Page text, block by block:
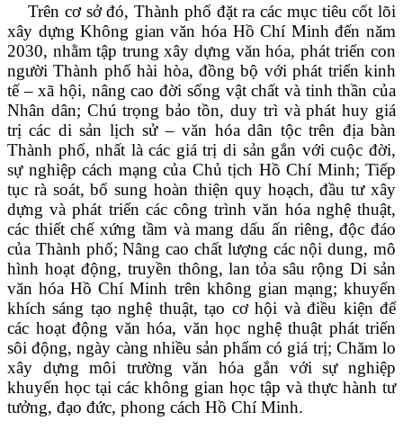
Trên cơ sở đó, Thành phố đặt ra các mục tiêu cốt lõi
xây dựng Không gian văn hóa Hồ Chí Minh đến năm
2030, nhằm tập trung xây dựng văn hóa, phát triển con
người Thành phố hài hòa, đồng bộ với phát triển kinh
tế – xã hội, nâng cao đời sống vật chất và tinh thần của
Nhân dân; Chú trọng bảo tồn, duy trì và phát huy giá
trị các di sản lịch sử – văn hóa dân tộc trên địa bàn
Thành phố, nhất là các giá trị di sản gắn với cuộc đời,
sự nghiệp cách mạng của Chủ tịch Hồ Chí Minh; Tiếp
tục rà soát, bổ sung hoàn thiện quy hoạch, đầu tư xây
dựng và phát triển các công trình văn hóa nghệ thuật,
các thiết chế xứng tầm và mang dấu ấn riêng, độc đáo
của Thành phố; Nâng cao chất lượng các nội dung, mô
hình hoạt động, truyền thông, lan tỏa sâu rộng Di sản
văn hóa Hồ Chí Minh trên không gian mạng; khuyến
khích sáng tạo nghệ thuật, tạo cơ hội và điều kiện để
các hoạt động văn hóa, văn học nghệ thuật phát triển
sôi động, ngày càng nhiều sản phẩm có giá trị; Chăm lo
xây dựng môi trường văn hóa gắn với sự nghiệp
khuyến học tại các không gian học tập và thực hành tư
tưởng, đạo đức, phong cách Hồ Chí Minh.